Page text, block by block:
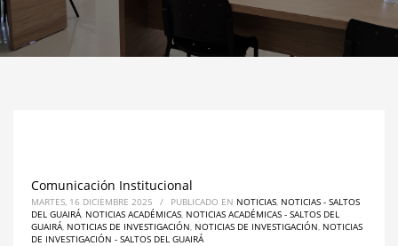
Comunicación Institucional
MARTES, 16 DICIEMBRE 2025 / PUBLICADO EN NOTICIAS NOTICIAS - SALTOS
DEL GUAIRÁ NOTICIAS ACADÉMICAS NOTICIAS ACADÉMICAS - SALTOS DEL
GUAIRÁ NOTICIAS DE INVESTIGACIÓN NOTICIAS DE INVESTIGACIÓN NOTICIAS
DE INVESTIGACIÓN - SALTOS DEL GUAIRÁ